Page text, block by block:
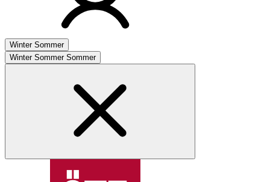
Winter Sommer
Winter Sommer Sommer